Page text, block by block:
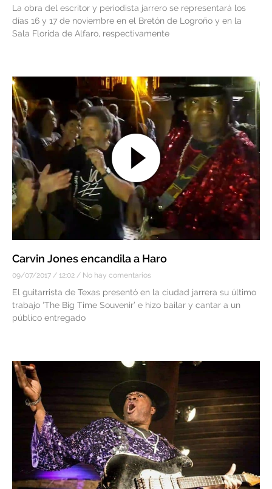
La obra del escritor y periodista jarrero se representará los
días 16 y 17 de noviembre en el Bretón de Logroño y en la
Sala Florida de Alfaro, respectivamente
Carvin Jones encandila a Haro
09/07/2017 12:02 No hay comentarios
El guitarrista de Texas presentó en la ciudad jarrera su último
trabajo ‘The Big Time Souvenir’ e hizo bailar y cantar a un
público entregado